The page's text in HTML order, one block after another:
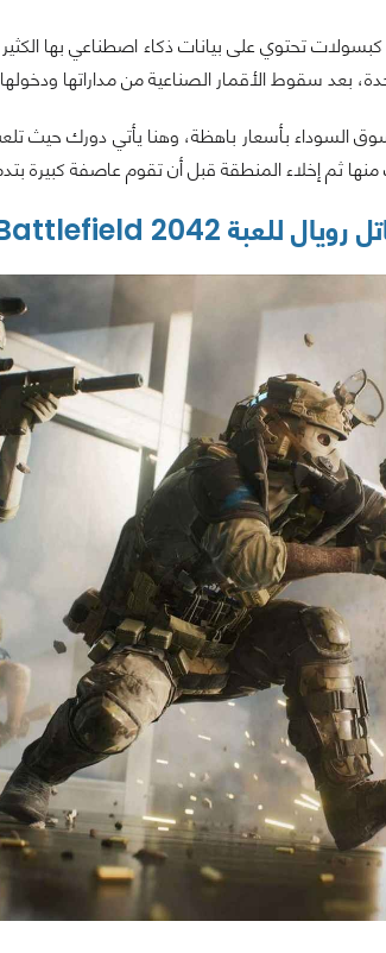
كبسولات تحتوي على بيانات ذكاء اصطناعي بها
بعد سقوط الأقمار الصناعية من مداراتها
السوداء بأسعار باهظة، وهنا يأتي دورك حيث
ثم إخلاء المنطقة قبل أن تقوم عاصفة كبيرة